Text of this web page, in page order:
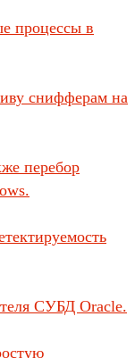
процессы в
снифферам на
перебор
СУБД Oracle.